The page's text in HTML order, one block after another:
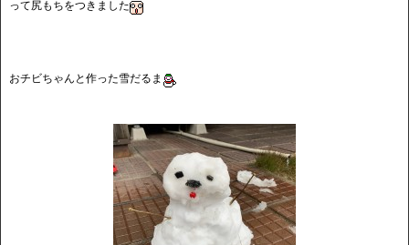
って尻もちをつきました
おチビちゃんと作った雪だるま